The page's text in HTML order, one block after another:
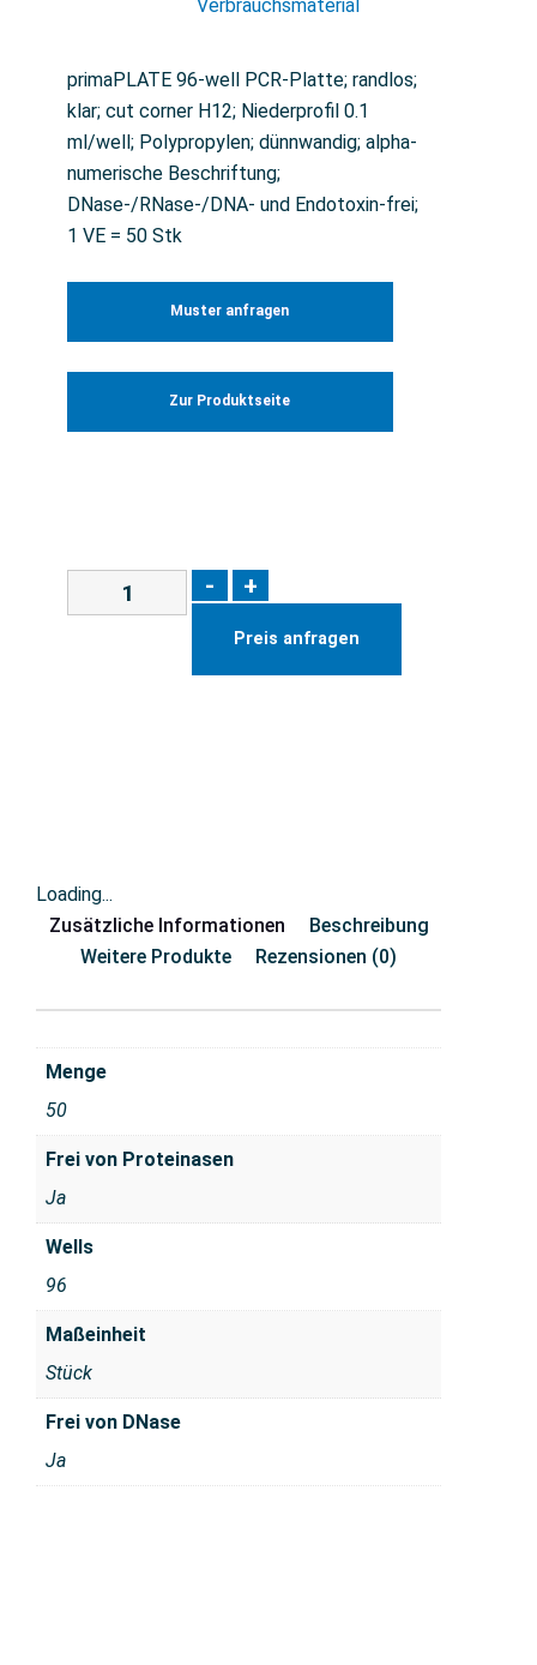
Verbrauchsmaterial
primaPLATE 96-well PCR-Platte; randlos;
klar; cut corner H12; Niederprofil 0.1
ml/well; Polypropylen; dünnwandig; alpha-
numerische Beschriftung;
DNase-/RNase-/DNA- und Endotoxin-frei;
1 VE = 50 Stk
Muster anfragen
Zur Produktseite
- +
Preis anfragen
Loading...
Zusätzliche Informationen
Beschreibung
Weitere Produkte
Rezensionen (0)
Menge
50
Frei von Proteinasen
Ja
Wells
96
Maßeinheit
Stück
Frei von DNase
Ja